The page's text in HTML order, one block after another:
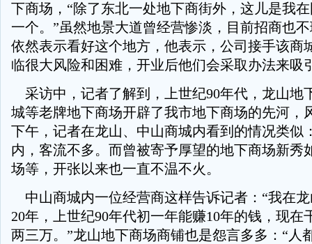
下商场，“除了东北一处地下商街外，这儿是我
一个。”虽然地景大道曾经营惨淡，目前招商也
依然表示看好这个地方，他表示，公司接手该商
临很大风险和困难，开业后他们会采取办法来吸
采访中，记者了解到，上世纪90年代，龙山地
城等老牌地下商场开辟了我市地下商场的先河，
下午，记者在龙山、中山商城内看到的情况类似
内，客流不多。而曾被寄予厚望的地下商场新秀
场等，开张以来也一直不温不火。
中山商城内一位经营商这样告诉记者：“我在
20年，上世纪90年代初一年能赚10年的钱，现在
两三万。”龙山地下商场商铺也是怨言多多：“人